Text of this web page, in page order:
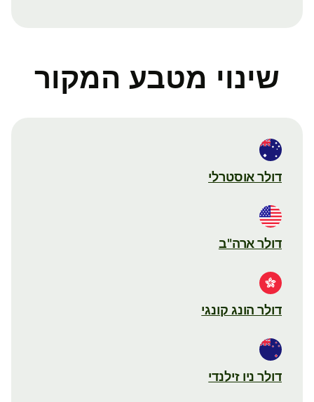
שינוי מטבע המקור
דולר אוסטרלי
דולר ארה"ב
דולר הונג קונגי
דולר ניו זילנדי